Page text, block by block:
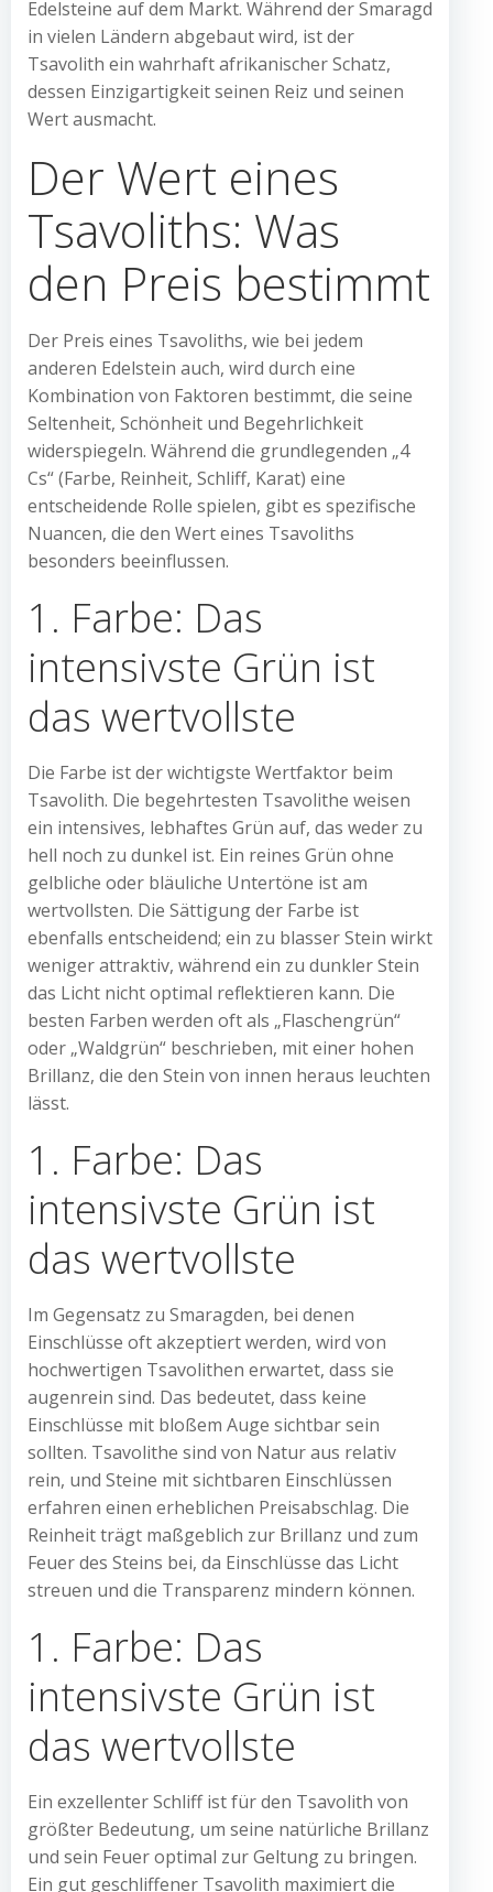
Edelsteine auf dem Markt. Während der Smaragd
in vielen Ländern abgebaut wird, ist der
Tsavolith ein wahrhaft afrikanischer Schatz,
dessen Einzigartigkeit seinen Reiz und seinen
Wert ausmacht.
Der Wert eines
Tsavoliths: Was
den Preis bestimmt
Der Preis eines Tsavoliths, wie bei jedem
anderen Edelstein auch, wird durch eine
Kombination von Faktoren bestimmt, die seine
Seltenheit, Schönheit und Begehrlichkeit
widerspiegeln. Während die grundlegenden „4
Cs“ (Farbe, Reinheit, Schliff, Karat) eine
entscheidende Rolle spielen, gibt es spezifische
Nuancen, die den Wert eines Tsavoliths
besonders beeinflussen.
1. Farbe: Das
intensivste Grün ist
das wertvollste
Die Farbe ist der wichtigste Wertfaktor beim
Tsavolith. Die begehrtesten Tsavolithe weisen
ein intensives, lebhaftes Grün auf, das weder zu
hell noch zu dunkel ist. Ein reines Grün ohne
gelbliche oder bläuliche Untertöne ist am
wertvollsten. Die Sättigung der Farbe ist
ebenfalls entscheidend; ein zu blasser Stein wirkt
weniger attraktiv, während ein zu dunkler Stein
das Licht nicht optimal reflektieren kann. Die
besten Farben werden oft als „Flaschengrün“
oder „Waldgrün“ beschrieben, mit einer hohen
Brillanz, die den Stein von innen heraus leuchten
lässt.
1. Farbe: Das
intensivste Grün ist
das wertvollste
Im Gegensatz zu Smaragden, bei denen
Einschlüsse oft akzeptiert werden, wird von
hochwertigen Tsavolithen erwartet, dass sie
augenrein sind. Das bedeutet, dass keine
Einschlüsse mit bloßem Auge sichtbar sein
sollten. Tsavolithe sind von Natur aus relativ
rein, und Steine mit sichtbaren Einschlüssen
erfahren einen erheblichen Preisabschlag. Die
Reinheit trägt maßgeblich zur Brillanz und zum
Feuer des Steins bei, da Einschlüsse das Licht
streuen und die Transparenz mindern können.
1. Farbe: Das
intensivste Grün ist
das wertvollste
Ein exzellenter Schliff ist für den Tsavolith von
größter Bedeutung, um seine natürliche Brillanz
und sein Feuer optimal zur Geltung zu bringen.
Ein gut geschliffener Tsavolith maximiert die